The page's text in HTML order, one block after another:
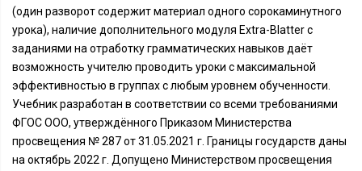
(один разворот содержит материал одного сорокаминутного
урока), наличие дополнительного модуля Extra-Blatter с
заданиями на отработку грамматических навыков даёт
возможность учителю проводить уроки с максимальной
эффективностью в группах с любым уровнем обученности.
Учебник разработан в соответствии со всеми требованиями
ФГОС ООО, утверждённого Приказом Министерства
просвещения № 287 от 31.05.2021 г. Границы государств даны
на октябрь 2022 г. Допущено Министерством просвещения